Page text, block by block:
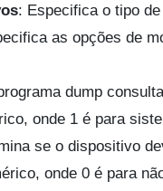
: Especifica o tipo
as opções de
dump
onde 1 é para
se o dispositivo
onde 0 é para